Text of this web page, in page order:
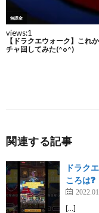
関連する記事
ドラク
ころは❓
[…]